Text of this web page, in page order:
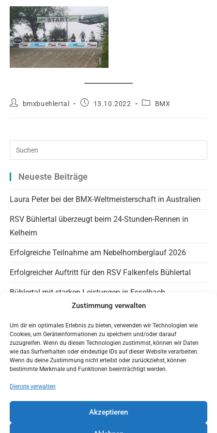
Zustimmung verwalten
Um dir ein optimales Erlebnis zu bieten, verwenden wir Technologien wie
Cookies, um Geräteinformationen zu speichern und/oder darauf
zuzugreifen. Wenn du diesen Technologien zustimmst, können wir Daten
wie das Surfverhalten oder eindeutige IDs auf dieser Website verarbeiten.
Wenn du deine Zustimmung nicht erteilst oder zurückziehst, können
bestimmte Merkmale und Funktionen beeinträchtigt werden.
Dienste verwalten
Akzeptieren
Beitrags-
bmxbuehlertal
Beitrag13.10.2022
Beitrags-
BMX
Neueste Beiträge
Laura Peter bei der BMX-Weltmeisterschaft in Australien
RSV Bühlertal überzeugt beim 24-Stunden-Rennen in
Kelheim
Erfolgreiche Teilnahme am Nebelhornberglauf 2026
Erfolgreicher Auftritt für den RSV Falkenfels Bühlertal
Bühlertal mit starken Leistungen in Esselbach
Panaromagravel auf Instagram
Trainingszeiten
HaLT – Jugendfreundlicher Verein
Mit Google Maps nach Bühlertal